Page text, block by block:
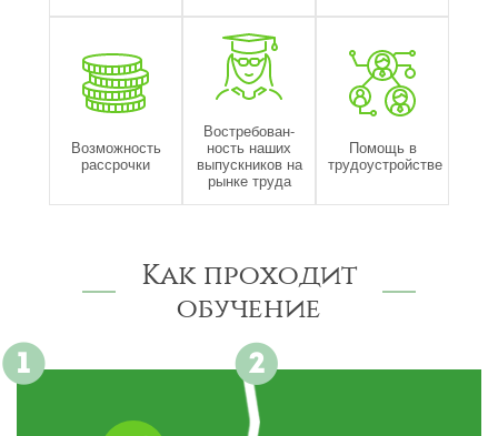
Возможность
рассрочки
Востребован-
ность наших
выпускников на
рынке труда
Помощь в
трудоустройстве
Как проходит
обучение